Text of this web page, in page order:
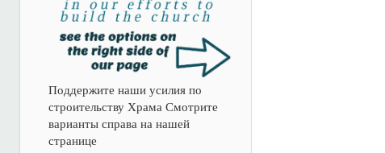
Поддержите наши усилия по
строительству Храма Смотрите
варианты справа на нашей
странице